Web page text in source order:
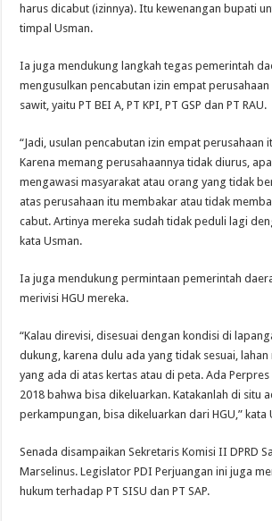
harus dicabut (izinnya). Itu kewenangan bupati
timpal Usman.
Ia juga mendukung langkah tegas pemerintah
mengusulkan pencabutan izin empat
sawit, yaitu PT BEI A, PT KPI, PT GSP dan PT RAU.
“Jadi, usulan pencabutan izin empat perusahaan
Karena memang perusahaannya tidak diurus,
mengawasi masyarakat atau orang yang tidak
atas perusahaan itu membakar atau tidak
cabut. Artinya mereka sudah tidak peduli lagi
kata Usman.
Ia juga mendukung permintaan pemerintah
merivisi HGU mereka.
“Kalau direvisi, disesuai dengan kondisi di
dukung, karena dulu ada yang tidak sesuai,
yang ada di atas kertas atau di peta. Ada
2018 bahwa bisa dikeluarkan. Katakanlah di situ
perkampungan, bisa dikeluarkan dari HGU,” kata
Senada disampaikan Sekretaris Komisi II DPRD
Marselinus. Legislator PDI Perjuangan ini juga
hukum terhadap PT SISU dan PT SAP.